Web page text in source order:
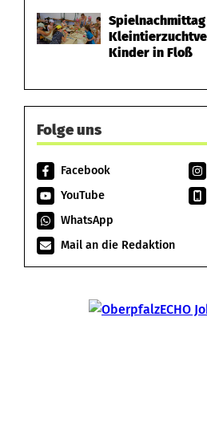
Kinder in Floß
Folge uns
Facebook
YouTube
WhatsApp
Mail an die Redaktion